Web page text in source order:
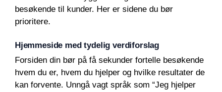
besøkende til kunder. Her er sidene du bør
prioritere.
Hjemmeside med tydelig verdiforslag
Forsiden din bør på få sekunder fortelle besøkende
hvem du er, hvem du hjelper og hvilke resultater de
kan forvente. Unngå vagt språk som “Jeg hjelper